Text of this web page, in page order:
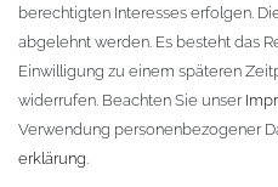
Telefon:+49 (0)3501 507295
info@dach-teufel.de
berechtigten Interesses erfolgen.
abgelehnt werden. Es besteht das
Einwilligung zu einem späteren
widerrufen. Beachten Sie unser
Verwendung personenbezogener
erklärung.